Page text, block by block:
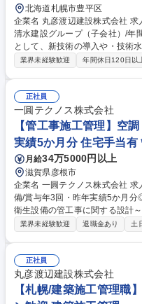
北海道札幌市豊平区
企業名 丸彦渡辺建設株式会社 求人名 【札幌】施工改革推進職/残業ほぼ無/
清水建設グループ（子会社）/年間休日122日 仕事の内
として、新技術の導入や・技術
す。現場業務の集約化・標準化
W） (4)竣工書類作成支援 他 ※
て欲しいと考えています。 変更の範囲：
幌】施工改革推進職/残業ほぼ
2日
業界未経験歓迎 年間休日120日以
正社員
一圓テクノス株式会社
【管工事施工管理】空
実績5か月分 住宅手当有
月給34万5000円以上
滋賀県彦根市
企業名 一圓テクノス株式会社 求人名 【管工事施工管理】空調・給排水設
備/賞与年3回・昨年実績5か月分◎住宅手当有 仕事
衛生設備の管工事に関する設計
の工場や官公庁、大学、病院等の
域としては湖東（彦根・草津な
で頂き、資格/能力/ご経験に応じ
す。 募集職種 【管工事施工管理】空調・給排水設備/賞与年3回・昨年実
績5か月分◎住宅手当有
業界未経験歓迎 退職金あり 土
正社員
丸彦渡辺建設株式会社
【札幌/建築施工管理職